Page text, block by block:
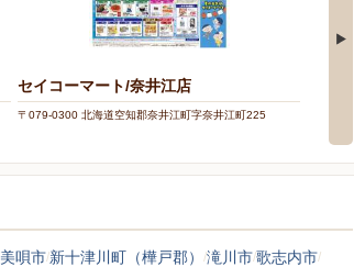
セイコーマート/奈井江店
〒079-0300 北海道空知郡奈井江町字奈井江町225
美唄市 新十津川町（樺戸郡） 滝川市歌志内市